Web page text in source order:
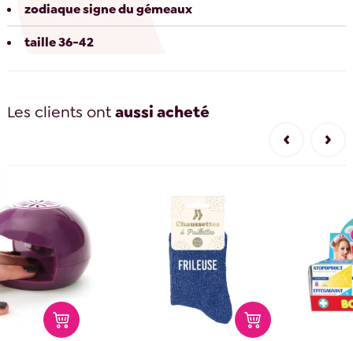
zodiaque signe du gémeaux
taille 36-42
Les clients ontaussi acheté